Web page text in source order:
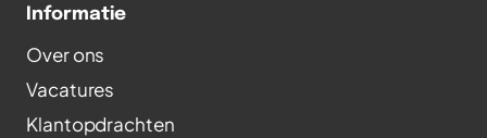
Informatie
Over ons
Vacatures
Klantopdrachten